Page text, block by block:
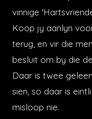
vinnige
Koop jy aanlyn
terug, en vir die
besluit om by die
Daar is twee
sien, so daar is
misloop nie.